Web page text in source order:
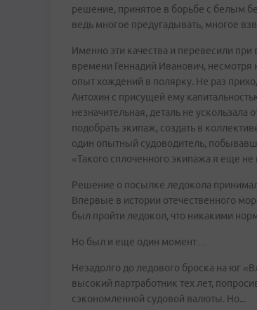
решение, принятое в борьбе с белым
ведь многое предугадывать, многое
Именно эти качества и перевесили
времени Геннадий Иванович,
опыт хождений в полярку. Не раз
Антохин с присущей ему
незначительная, деталь не
подобрать экипаж, создать в
один опытный судоводитель,
«Такого сплоченного экипажа я еще не
Решение о посылке ледокола
Впервые в истории отечественного
был пройти ледокол, что никакими
Но был и еще один момент…
Незадолго до ледового броска на юг
высокий партработник тех лет,
сэкономленной судовой валюты. Но...